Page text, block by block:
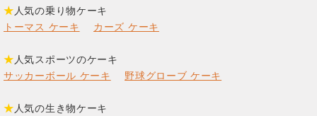
★ 人気の乗り物ケーキ
トーマス ケーキ
カーズ ケーキ
★ 人気スポーツのケーキ
サッカーボール ケーキ
野球グローブ ケーキ
★ 人気の生き物ケーキ